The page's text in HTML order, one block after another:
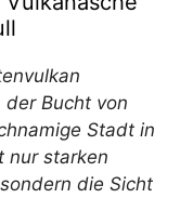
der Bucht von
Stadt in
nur starken
die Sicht